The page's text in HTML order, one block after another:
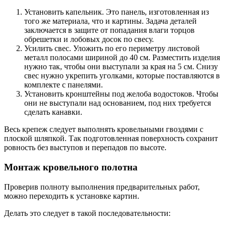
Установить капельник. Это панель, изготовленная из
того же материала, что и картины. Задача деталей
заключается в защите от попадания влаги торцов
обрешетки и лобовых досок по свесу.
Усилить свес. Уложить по его периметру листовой
металл полосами шириной до 40 см. Разместить изделия
нужно так, чтобы они выступали за края на 5 см. Снизу
свес нужно укрепить уголками, которые поставляются в
комплекте с панелями.
Установить кронштейны под желоба водостоков. Чтобы
они не выступали над основанием, под них требуется
сделать канавки.
Весь крепеж следует выполнять кровельными гвоздями с
плоской шляпкой. Так подготовленная поверхность сохранит
ровность без выступов и перепадов по высоте.
Монтаж кровельного полотна
Проверив полноту выполнения предварительных работ,
можно переходить к установке картин.
Делать это следует в такой последовательности: